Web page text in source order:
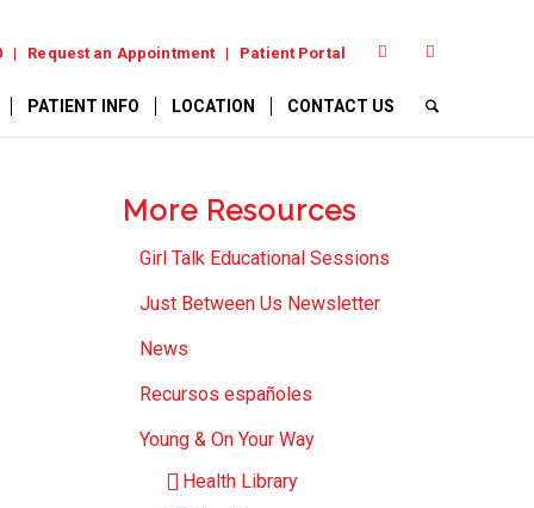
Request an Appointment Patient Portal
PATIENT INFO LOCATION CONTACT US
More Resources
Girl Talk Educational Sessions
Just Between Us Newsletter
News
Recursos españoles
Young & On Your Way
Health Library